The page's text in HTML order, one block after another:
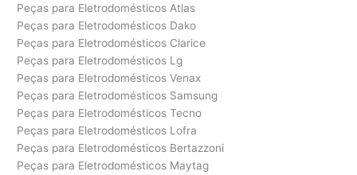
Peças para Eletrodomésticos Atlas
Peças para Eletrodomésticos Dako
Peças para Eletrodomésticos Clarice
Peças para Eletrodomésticos Lg
Peças para Eletrodomésticos Venax
Peças para Eletrodomésticos Samsung
Peças para Eletrodomésticos Tecno
Peças para Eletrodomésticos Lofra
Peças para Eletrodomésticos Bertazzoni
Peças para Eletrodomésticos Maytag